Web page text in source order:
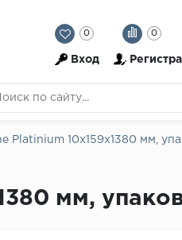
0 0
Вход
10х159х1380 мм,
мм,